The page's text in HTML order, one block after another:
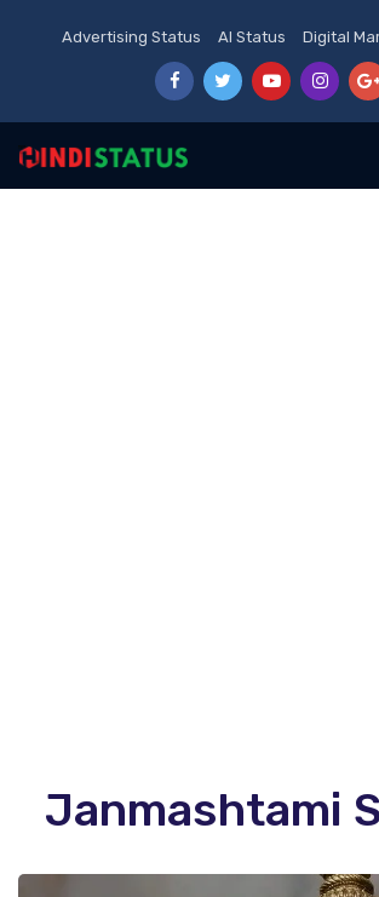
Advertising Status AI Status Digital
Janmashtami